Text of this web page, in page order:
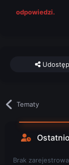
odpowiedzi.
Tematy
Brak